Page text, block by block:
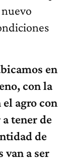
en
con la
agro con
tener de
de
van a ser